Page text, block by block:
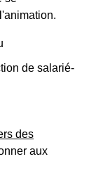
de salarié-
des
aux